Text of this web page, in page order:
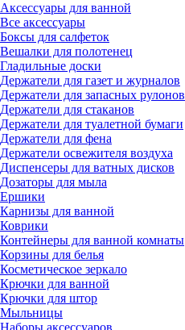
Аксессуары для ванной
Все аксессуары
Боксы для салфеток
Вешалки для полотенец
Гладильные доски
Держатели для газет и журналов
Держатели для запасных рулонов
Держатели для стаканов
Держатели для туалетной бумаги
Держатели для фена
Держатели освежителя воздуха
Диспенсеры для ватных дисков
Дозаторы для мыла
Ершики
Карнизы для ванной
Коврики
Контейнеры для ванной комнаты
Корзины для белья
Косметическое зеркало
Крючки для ванной
Крючки для штор
Мыльницы
Наборы аксессуаров